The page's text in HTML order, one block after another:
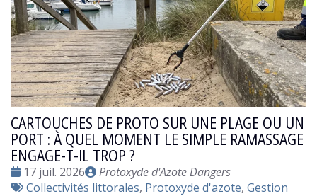
CARTOUCHES DE PROTO SUR UNE PLAGE OU UN
PORT : À QUEL MOMENT LE SIMPLE RAMASSAGE
ENGAGE-T-IL TROP ?
Date
:
17 juil. 2026
Publié
par
Protoxyde d'Azote Dangers
Tags
Collectivités littorales, Protoxyde d'azote, Gestion